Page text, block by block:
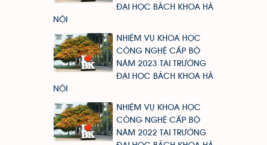
ĐẠI HỌC BÁCH KHOA HÀ
NỘI
NHIỆM VỤ KHOA HỌC
CÔNG NGHỆ CẤP BỘ
NĂM 2023 TẠI TRƯỜNG
ĐẠI HỌC BÁCH KHOA HÀ
NỘI
NHIỆM VỤ KHOA HỌC
CÔNG NGHỆ CẤP BỘ
NĂM 2022 TẠI TRƯỜNG